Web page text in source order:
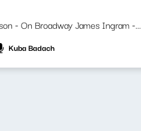
- On Broadway James Ingram -...
Kuba Badach